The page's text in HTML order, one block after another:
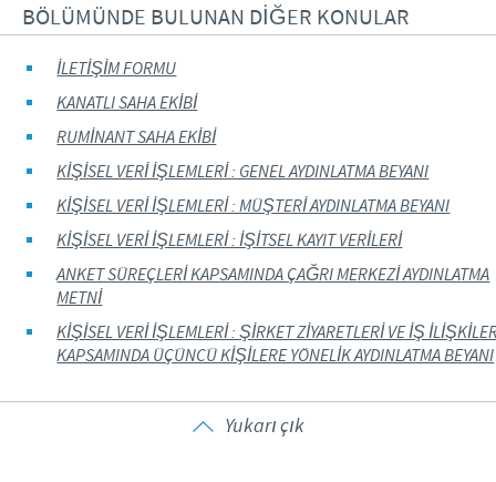
BÖLÜMÜNDE BULUNAN DİĞER KONULAR
İLETİŞİM FORMU
KANATLI SAHA EKİBİ
RUMİNANT SAHA EKİBİ
KİŞİSEL VERİ İŞLEMLERİ : GENEL AYDINLATMA BEYANI
KİŞİSEL VERİ İŞLEMLERİ : MÜŞTERİ AYDINLATMA BEYANI
KİŞİSEL VERİ İŞLEMLERİ : İŞİTSEL KAYIT VERİLERİ
ANKET SÜREÇLERİ KAPSAMINDA ÇAĞRI MERKEZİ AYDINLATMA
METNİ
KİŞİSEL VERİ İŞLEMLERİ : ŞİRKET ZİYARETLERİ VE İŞ
KAPSAMINDA ÜÇÜNCÜ KİŞİLERE YÖNELİK AYDINLATMA BEYANI
Yukarı çık